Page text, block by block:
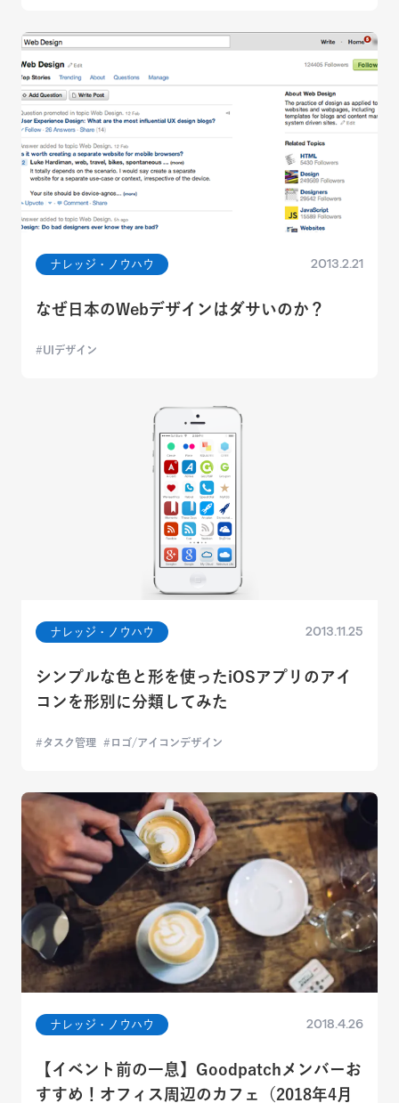
ナレッジ・ノウハウ 2013.2.21
なぜ日本のWebデザインはダサいのか？
UIデザイン
ナレッジ・ノウハウ 2013.11.25
シンプルな色と形を使ったiOSアプリのアイ
コンを形別に分類してみた
タスク管理 ロゴ/アイコンデザイン
ナレッジ・ノウハウ 2018.4.26
【イベント前の一息】Goodpatchメンバーお
すすめ！オフィス周辺のカフェ（2018年4月